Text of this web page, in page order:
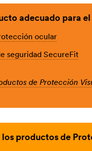
adecuado para
ocular
seguridad SecureFit
de Protección
productos de